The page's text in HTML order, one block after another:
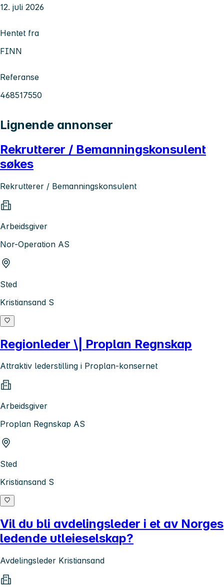
12. juli 2026
Hentet fra
FINN
Referanse
468517550
Lignende annonser
Rekrutterer / Bemanningskonsulent
søkes
Rekrutterer / Bemanningskonsulent
Arbeidsgiver
Nor-Operation AS
Sted
Kristiansand S
Regionleder \| Proplan Regnskap
Attraktiv lederstilling i Proplan-konsernet
Arbeidsgiver
Proplan Regnskap AS
Sted
Kristiansand S
Vil du bli avdelingsleder i et av Norges
ledende utleieselskap?
Avdelingsleder Kristiansand